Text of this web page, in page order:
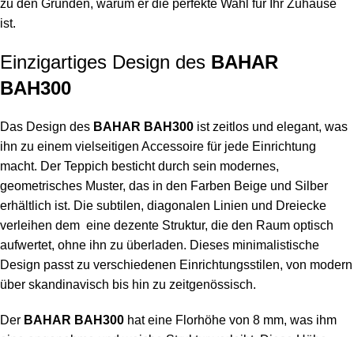
zu den Gründen, warum er die perfekte Wahl für Ihr Zuhause
ist.
Einzigartiges Design des BAHAR
BAH300
Das Design des BAHAR BAH300 ist zeitlos und elegant, was
ihn zu einem vielseitigen Accessoire für jede Einrichtung
macht. Der Teppich besticht durch sein modernes,
geometrisches Muster, das in den Farben Beige und Silber
erhältlich ist. Die subtilen, diagonalen Linien und Dreiecke
verleihen dem eine dezente Struktur, die den Raum optisch
aufwertet, ohne ihn zu überladen. Dieses minimalistische
Design passt zu verschiedenen Einrichtungsstilen, von modern
über skandinavisch bis hin zu zeitgenössisch.
Der BAHAR BAH300 hat eine Florhöhe von 8 mm, was ihm